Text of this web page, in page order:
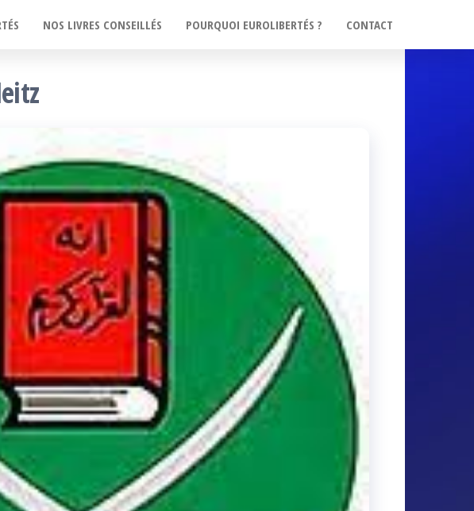
NOS LIVRES CONSEILLÉS POURQUOI EUROLIBERTÉS ? CONTACT